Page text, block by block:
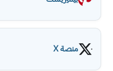
منصة X